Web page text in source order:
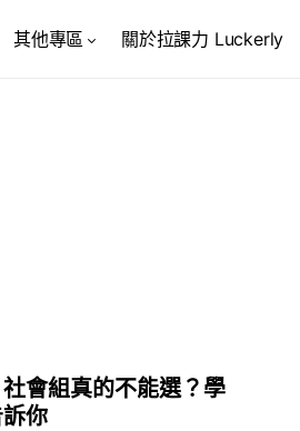
其他專區 關於拉課力 Luckerly
會組真的不能選？學
你